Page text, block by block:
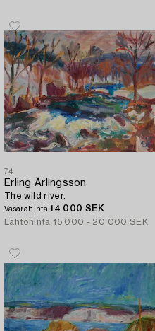
74
Erling Ärlingsson
The wild river.
Vasarahinta14 000 SEK
Lähtöhinta 15 000 - 20 000 SEK